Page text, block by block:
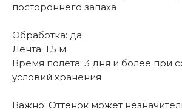
постороннего запаха
Обработка: да
Лента: 1,5 м
Время полета: 3 дня и более при
условий хранения
Важно: Оттенок может